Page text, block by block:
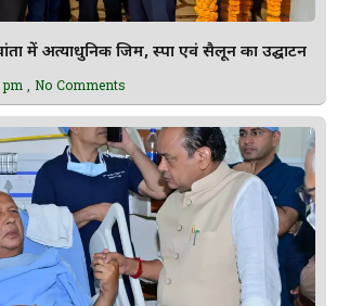
में अत्याधुनिक जिम, स्पा एवं सैलून का उद्घाटन
pm No Comments